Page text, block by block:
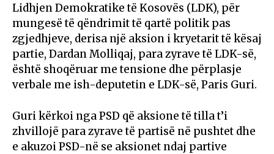
Lidhjen Demokratike të Kosovës (LDK), për
mungesë të qëndrimit të qartë politik pas
zgjedhjeve, derisa një aksion i kryetarit të kësaj
partie, Dardan Molliqaj, para zyrave të LDK-së,
është shoqëruar me tensione dhe përplasje
verbale me ish-deputetin e LDK-së, Paris Guri.
Guri kërkoi nga PSD që aksione të tilla t’i
zhvillojë para zyrave të partisë në pushtet dhe
e akuzoi PSD-në se aksionet ndaj partive